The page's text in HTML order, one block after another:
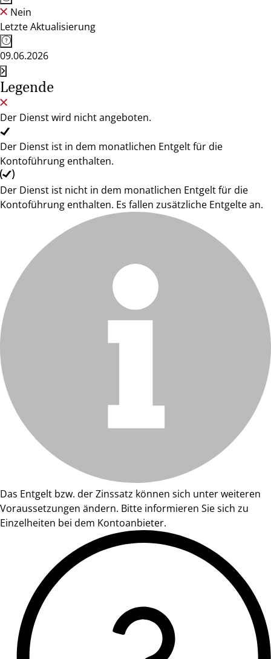
Nein
Letzte Aktualisierung
09.06.2026
Legende
Der Dienst wird nicht angeboten.
Der Dienst ist in dem monatlichen Entgelt für die
Kontoführung enthalten.
Der Dienst ist nicht in dem monatlichen Entgelt für die
Kontoführung enthalten. Es fallen zusätzliche Entgelte an.
Das Entgelt bzw. der Zinssatz können sich unter weiteren
Voraussetzungen ändern. Bitte informieren Sie sich zu
Einzelheiten bei dem Kontoanbieter.